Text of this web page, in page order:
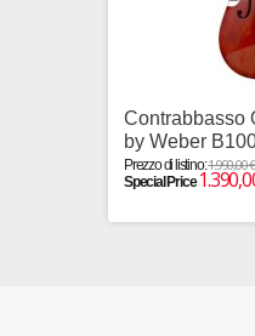
Contrabbasso
by Weber
Prezzo di listino:1.990,00 €
Special Price